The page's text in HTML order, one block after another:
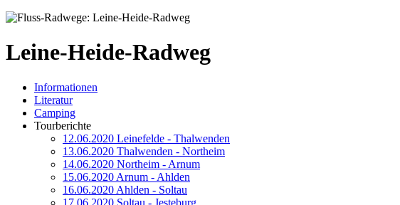
Leine-Heide-Radweg
Informationen
Literatur
Camping
Tourberichte
12.06.2020 Leinefelde - Thalwenden
13.06.2020 Thalwenden - Northeim
14.06.2020 Northeim - Arnum
15.06.2020 Arnum - Ahlden
16.06.2020 Ahlden - Soltau
17.06.2020 Soltau - Jesteburg